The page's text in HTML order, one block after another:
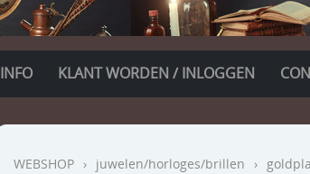
INFO KLANT WORDEN / INLOGGEN
WEBSHOP › juwelen/horloges/brillen ›